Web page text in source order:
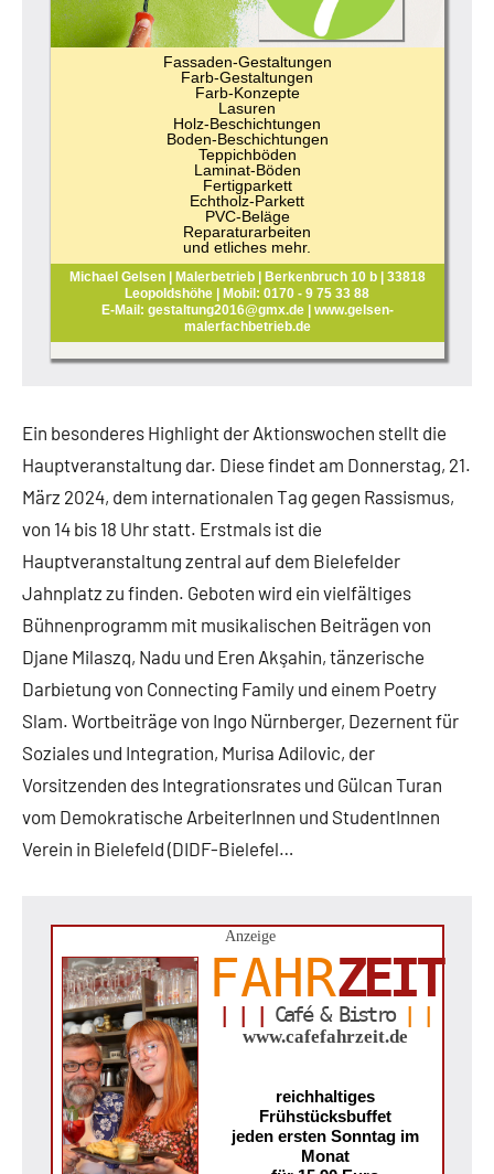
Fassaden-Gestaltungen
Farb-Gestaltungen
Farb-Konzepte
Lasuren
Holz-Beschichtungen
Boden-Beschichtungen
Teppichböden
Laminat-Böden
Fertigparkett
Echtholz-Parkett
PVC-Beläge
Reparaturarbeiten
und etliches mehr.
Michael Gelsen | Malerbetrieb | Berkenbruch 10 b | 33818
Leopoldshöhe | Mobil: 0170 - 9 75 33 88
E-Mail: gestaltung2016@gmx.de | www.gelsen-
malerfachbetrieb.de
Ein besonderes Highlight der Aktionswochen stellt die
Hauptveranstaltung dar. Diese findet am Donnerstag, 21.
März 2024, dem internationalen Tag gegen Rassismus,
von 14 bis 18 Uhr statt. Erstmals ist die
Hauptveranstaltung zentral auf dem Bielefelder
Jahnplatz zu finden. Geboten wird ein vielfältiges
Bühnenprogramm mit musikalischen Beiträgen von
Djane Milaszq, Nadu und Eren Akşahin, tänzerische
Darbietung von Connecting Family und einem Poetry
Slam. Wortbeiträge von Ingo Nürnberger, Dezernent für
Soziales und Integration, Murisa Adilovic, der
Vorsitzenden des Integrationsrates und Gülcan Turan
vom Demokratische ArbeiterInnen und StudentInnen
Verein in Bielefeld (DIDF-Bielefel…
Anzeige
FAHRZEIT
| | | Café & Bistro| |
www.cafefahrzeit.de
reichhaltiges
Frühstücksbuffet
jeden ersten Sonntag im
Monat